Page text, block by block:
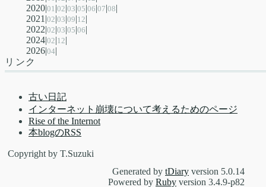
2020|01 |02|03|05|06|07|08|
2021|02|03|09|12|
2022|02|03|05|06|
2024|02|12|
2026|04|
リンク
古い日記
インターネット崩壊について考えるためのページ
Rise of the Internot
本blogのRSS
Copyright by T.Suzuki
Generated by tDiary version 5.0.14
Powered by Ruby version 3.4.9-p82